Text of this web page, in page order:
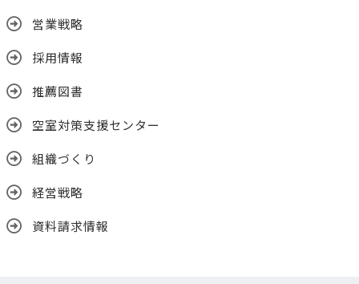
営業戦略
採用情報
推薦図書
空室対策支援センター
組織づくり
経営戦略
資料請求情報